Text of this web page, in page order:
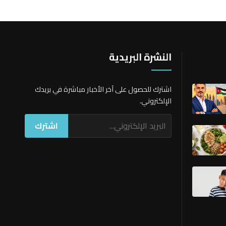
النشرة البريدية
اشترك للحصول على آخر الأخبار مباشرة في بريدك
الإلكتروني.
اشترك